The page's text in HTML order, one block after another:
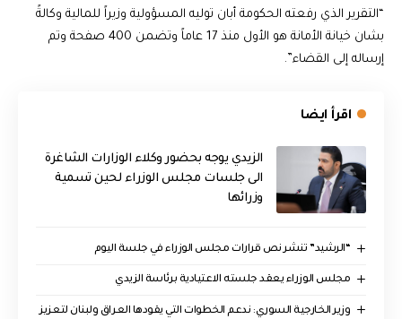
“التقرير الذي رفعته الحكومة أبان توليه المسؤولية وزيراً للمالية وكالةً
بشان خيانة الأمانة هو الأول منذ 17 عاماً وتضمن 400 صفحة وتم
إرساله إلى القضاء”.
اقرأ ايضا
الزيدي يوجه بحضور وكلاء الوزارات الشاغرة
الى جلسات مجلس الوزراء لحين تسمية
وزرائها
“الرشيد” تنشر نص قرارات مجلس الوزراء في جلسة اليوم
مجلس الوزراء يعقد جلسته الاعتيادية برئاسة الزيدي
وزير الخارجية السوري: ندعم الخطوات التي يقودها العراق ولبنان لتعزيز